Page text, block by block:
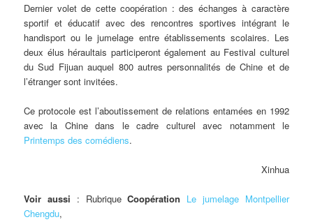
Dernier volet de cette coopération : des échanges à caractère
sportif et éducatif avec des rencontres sportives intégrant le
handisport ou le jumelage entre établissements scolaires. Les
deux élus héraultais participeront également au Festival culturel
du Sud Fijuan auquel 800 autres personnalités de Chine et de
l’étranger sont invitées.
Ce protocole est l’aboutissement de relations entamées en 1992
avec la Chine dans le cadre culturel avec notamment le
Printemps des comédiens.
Xinhua
Voir aussi : RubriqueCoopération Le jumelage Montpellier
Chengdu,